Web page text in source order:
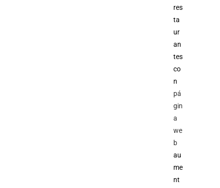
res
ta
ur
an
tes
co
n
pá
gin
a
we
b
au
me
nt